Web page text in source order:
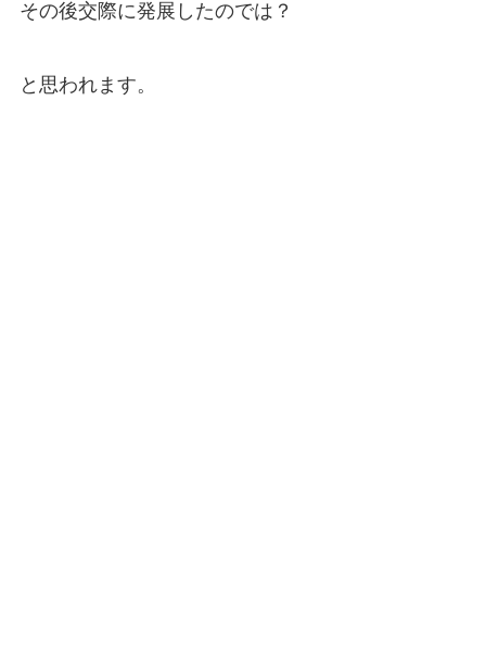
その後交際に発展したのでは？
と思われます。